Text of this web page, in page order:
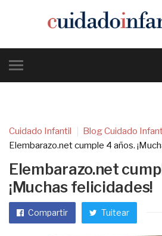
Cuidado Infantil Blog Cuidado
Elembarazo.net cumple 4 años.
Elembarazo.net
¡Muchas felicidades!
Compartir Tuitear